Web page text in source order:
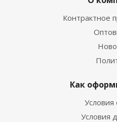
Контрактное
Как
Условия
Условия